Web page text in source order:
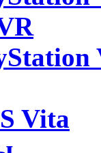
Vita